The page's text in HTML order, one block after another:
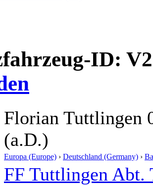
ID:
Florian Tuttlingen
(a.D.)
Europa (Europe) › Deutschland (Germany) ›
FF Tuttlingen Abt.